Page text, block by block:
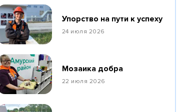
Упорство на пути к успеху
24 июля 2026
Мозаика добра
22 июля 2026